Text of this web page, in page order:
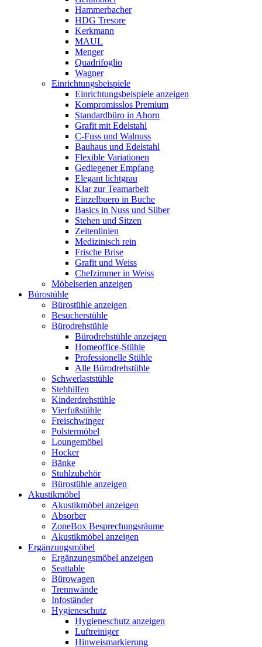
Hammerbacher
HDG Tresore
Kerkmann
MAUL
Menger
Quadrifoglio
Wagner
Einrichtungsbeispiele
Einrichtungsbeispiele anzeigen
Kompromisslos Premium
Standardbüro in Ahorn
Grafit mit Edelstahl
C-Fuss und Walnuss
Bauhaus und Edelstahl
Flexible Variationen
Gediegener Empfang
Elegant lichtgrau
Klar zur Teamarbeit
Einzelbuero in Buche
Basics in Nuss und Silber
Stehen und Sitzen
Zeitenlinien
Medizinisch rein
Frische Brise
Grafit und Weiss
Chefzimmer in Weiss
Möbelserien anzeigen
Bürostühle
Bürostühle anzeigen
Besucherstühle
Bürodrehstühle
Bürodrehstühle anzeigen
Homeoffice-Stühle
Professionelle Stühle
Alle Bürodrehstühle
Schwerlaststühle
Stehhilfen
Kinderdrehstühle
Vierfußstühle
Freischwinger
Polstermöbel
Loungemöbel
Hocker
Bänke
Stuhlzubehör
Bürostühle anzeigen
Akustikmöbel
Akustikmöbel anzeigen
Absorber
ZoneBox Besprechungsräume
Akustikmöbel anzeigen
Ergänzungsmöbel
Ergänzungsmöbel anzeigen
Seattable
Bürowagen
Trennwände
Infoständer
Hygieneschutz
Hygieneschutz anzeigen
Luftreiniger
Hinweismarkierung